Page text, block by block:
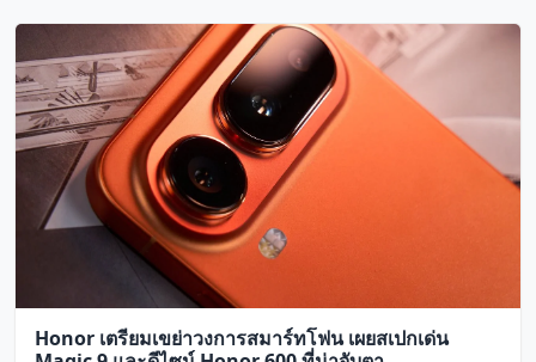
Honor เตรียมเขย่าวงการสมาร์ทโฟน เผยสเปกเด่น